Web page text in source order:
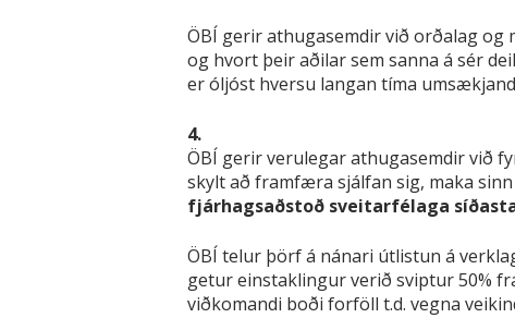
ÖBÍ gerir athugasemdir við orðalag
og hvort þeir aðilar sem sanna á sér
er óljóst hversu langan tíma
4.
ÖBÍ gerir verulegar athugasemdir við
skylt að framfæra sjálfan sig, maka
fjárhagsaðstoð sveitarfélaga
ÖBÍ telur þörf á nánari útlistun á
getur einstaklingur verið sviptur 50%
viðkomandi boði forföll t.d. vegna